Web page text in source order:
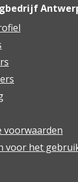
voorwaarden
voor het